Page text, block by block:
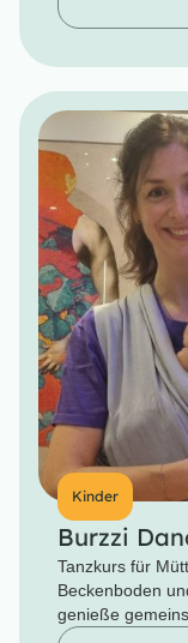
Kinder
Burzzi
Tanzkurs für
Beckenboden
genieße